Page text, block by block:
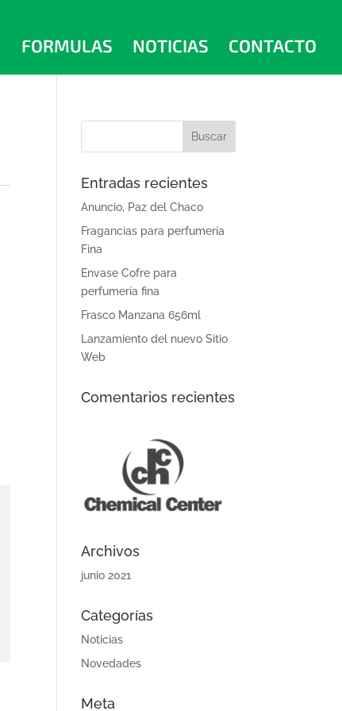
FORMULAS NOTICIAS CONTACTO
Entradas recientes
Anuncio, Paz del Chaco
Fragancias para perfumería
Fina
Envase Cofre para
perfumería fina
Frasco Manzana 656ml
Lanzamiento del nuevo Sitio
Web
Comentarios recientes
Archivos
junio 2021
Categorías
Noticias
Novedades
Meta